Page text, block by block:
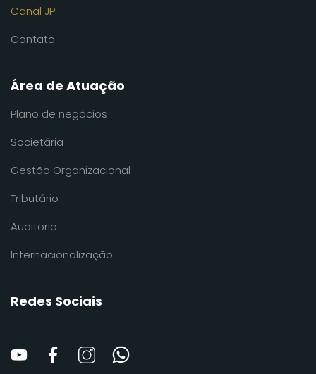
Canal JP
Contato
Área de Atuação
Plano de negócios
Societária
Gestão Organizacional
Tributário
Auditoria
Internacionalização
Redes Sociais